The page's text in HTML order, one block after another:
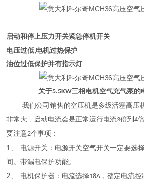
启动和停止压力开关紧急停机开关
电压过低,电机过热保护
油位过低保护并有指示灯
关于5.5KW三相电机空气充气泵的
我们公司销售的空压机是多级活塞高压
非常大，启动电流会是正常运行电流3倍到4
要注意2个事项：
1、 电源开关：电源开关空气开关一定要选
间。带漏电保护功能。
2、 电机保护器：电流选择18A ，整定电流控